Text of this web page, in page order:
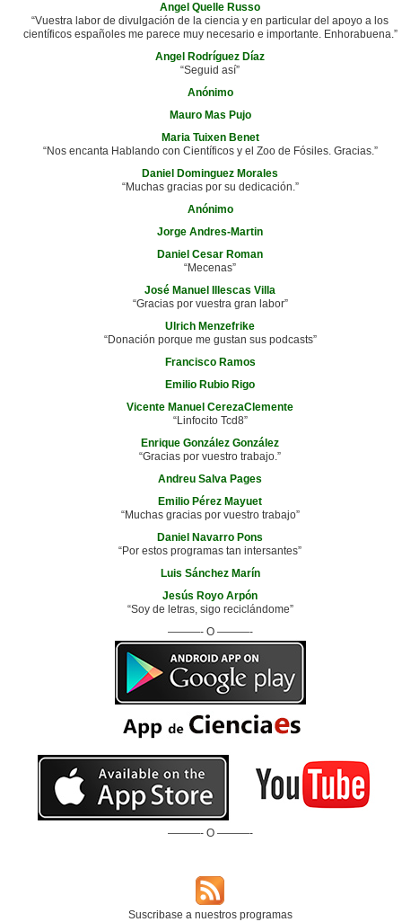
Angel Quelle Russo
“Vuestra labor de divulgación de la ciencia y en particular del apoyo a los
científicos españoles me parece muy necesario e importante. Enhorabuena.”
Angel Rodríguez Díaz
“Seguid así”
Anónimo
Mauro Mas Pujo
Maria Tuixen Benet
“Nos encanta Hablando con Científicos y el Zoo de Fósiles. Gracias.”
Daniel Dominguez Morales
“Muchas gracias por su dedicación.”
Anónimo
Jorge Andres-Martin
Daniel Cesar Roman
“Mecenas”
José Manuel Illescas Villa
“Gracias por vuestra gran labor”
Ulrich Menzefrike
“Donación porque me gustan sus podcasts”
Francisco Ramos
Emilio Rubio Rigo
Vicente Manuel CerezaClemente
“Linfocito Tcd8”
Enrique González González
“Gracias por vuestro trabajo.”
Andreu Salva Pages
Emilio Pérez Mayuet
“Muchas gracias por vuestro trabajo”
Daniel Navarro Pons
“Por estos programas tan intersantes”
Luis Sánchez Marín
Jesús Royo Arpón
“Soy de letras, sigo reciclándome”
———- O ———-
———- O ———-
Suscribase a nuestros programas